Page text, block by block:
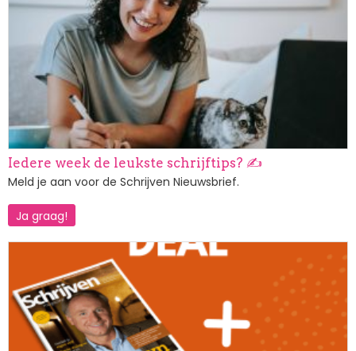
Iedere week de leukste schrijftips? ✍️
Meld je aan voor de Schrijven Nieuwsbrief.
Ja graag!